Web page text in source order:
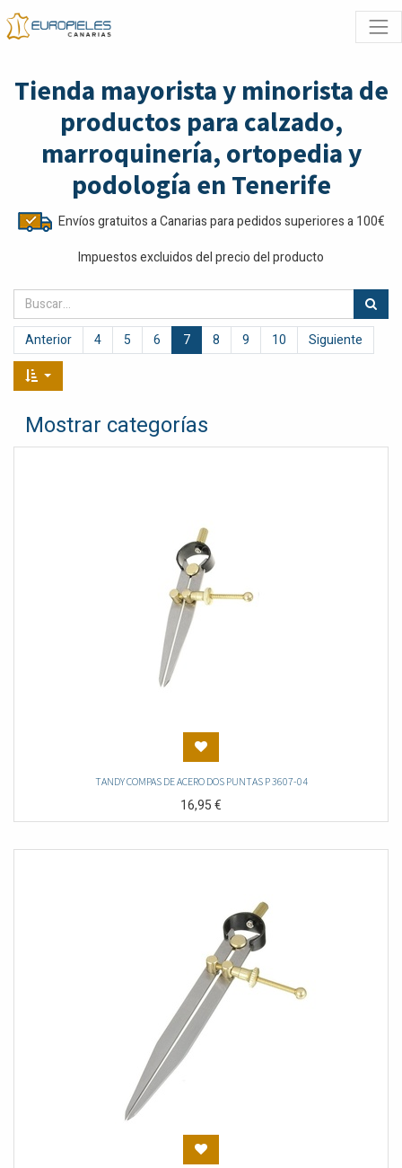
Tienda mayorista y minorista de
productos para calzado,
marroquinería, ortopedia y
podología en Tenerife
Envíos gratuitos a Canarias para pedidos superiores a 100€
Impuestos excluidos del precio del producto
Anterior 4 5 6 7 8 9 10 Siguiente
Mostrar categorías
TANDY COMPAS DE ACERO DOS PUNTAS P 3607-04
16,95€